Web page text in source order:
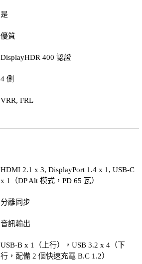
是
優質
DisplayHDR 400 認證
4 側
VRR, FRL
HDMI 2.1 x 3, DisplayPort 1.4 x 1, USB-C
x 1（DP Alt 模式，PD 65 瓦）
分離同步
音訊輸出
USB-B x 1（上行），USB 3.2 x 4（下
行，配備 2 個快速充電 B.C 1.2）